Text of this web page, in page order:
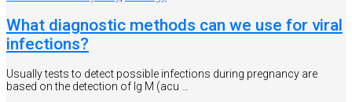
What diagnostic methods can we use for viral
infections?
Usually tests to detect possible infections during pregnancy are
based on the detection of Ig M (acu …